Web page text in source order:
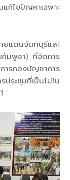
ก้ไขปัญหาเฉพาะ
ยแดนจันทบุรีและ
มพูชา) ที่จัดการ
รกองบัญชาการ
ระชุมที่เป็นไปใน